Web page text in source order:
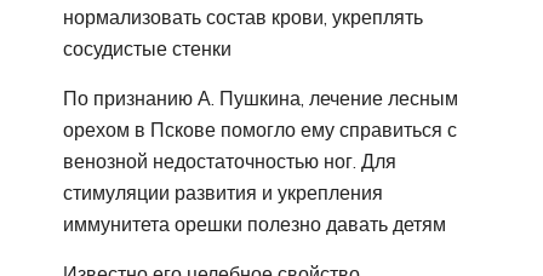
нормализовать состав крови, укреплять
сосудистые стенки
По признанию А. Пушкина, лечение лесным
орехом в Пскове помогло ему справиться с
венозной недостаточностью ног. Для
стимуляции развития и укрепления
иммунитета орешки полезно давать детям